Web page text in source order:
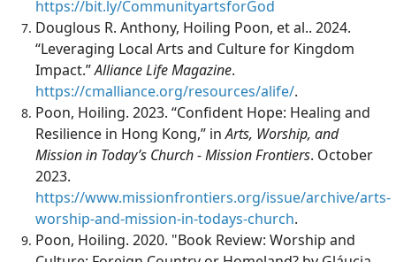
https://bit.ly/CommunityartsforGod
Douglous R. Anthony, Hoiling Poon, et al.. 2024.
“Leveraging Local Arts and Culture for Kingdom
Impact.”Alliance Life Magazine.
https://cmalliance.org/resources/alife/.
Poon, Hoiling. 2023. “Confident Hope: Healing and
Resilience in Hong Kong,” inArts, Worship, and
Mission in Today’s Church - Mission Frontiers. October
2023.
https://www.missionfrontiers.org/issue/archive/arts-
worship-and-mission-in-todays-church.
Poon, Hoiling. 2020. "Book Review: Worship and